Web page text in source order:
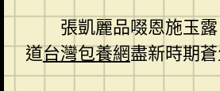
張凱麗品啜恩施玉
道台灣包養網盡新時期